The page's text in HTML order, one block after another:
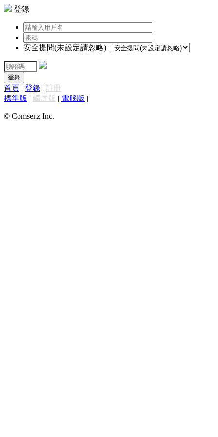
登錄
安全提問(未設定請忽略)
登錄
首頁 | 登錄 | 註冊
標準版 | 觸屏版 | 電腦版 |
© Comsenz Inc.